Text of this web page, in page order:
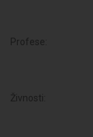
Profese:
Živnosti: